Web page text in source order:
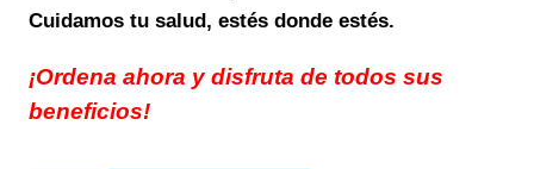
Cuidamos tu salud, estés donde estés.
¡Ordena ahora y disfruta de todos sus
beneficios!